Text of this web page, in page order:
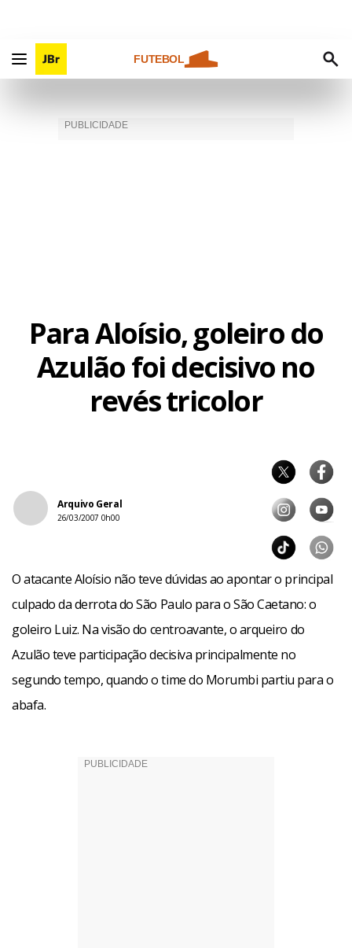
FUTEBOL
Para Aloísio, goleiro do
Azulão foi decisivo no
revés tricolor
Arquivo Geral
26/03/2007 0h00
O atacante Aloísio não teve dúvidas ao apontar o principal
culpado da derrota do São Paulo para o São Caetano: o
goleiro Luiz. Na visão do centroavante, o arqueiro do
Azulão teve participação decisiva principalmente no
segundo tempo, quando o time do Morumbi partiu para o
abafa.